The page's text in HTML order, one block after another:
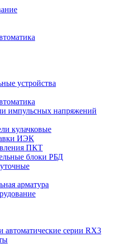
устройства
импульсных напряжений
кулачковые
ИЭК
ПКТ
блоки РБД
арматура
автоматические серии RX3